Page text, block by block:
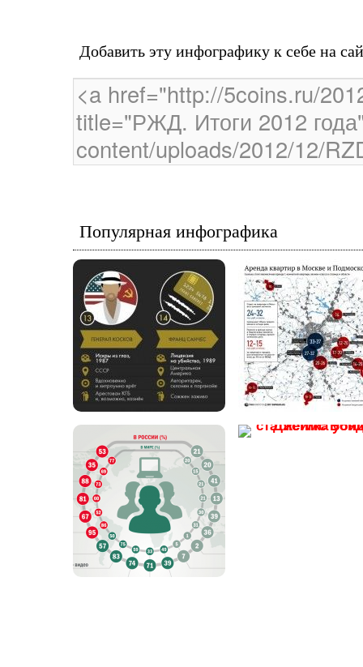
Добавить эту инфографику к себе на
Популярная инфографика